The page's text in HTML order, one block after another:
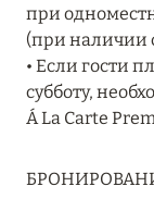
Подробнее
20 августа 2024
ВЫГОДНАЯ
при
(при наличии
• Если гости
субботу,
Á La Carte